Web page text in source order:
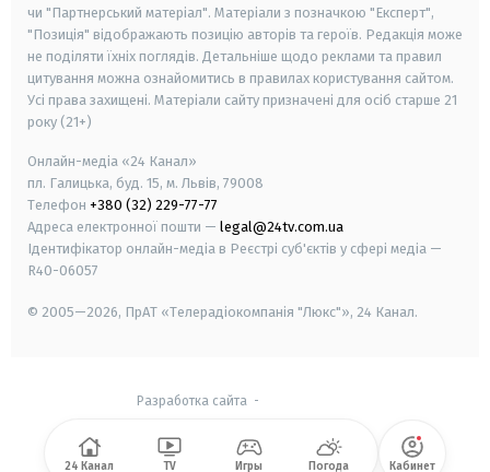
чи "Партнерський матеріал". Матеріали з позначкою "Експерт",
"Позиція" відображають позицію авторів та героїв. Редакція може
не поділяти їхніх поглядів. Детальніше щодо реклами та правил
цитування можна ознайомитись в правилах користування сайтом.
Усі права захищені. Матеріали сайту призначені для осіб старше 21
року (21+)
Онлайн-медіа «24 Канал»
пл. Галицька, буд. 15, м. Львів, 79008
Телефон +380 (32) 229-77-77
Адреса електронної пошти — legal@24tv.com.ua
Ідентифікатор онлайн-медіа в Реєстрі суб'єктів у сфері медіа —
R40-06057
© 2005—2026, ПрАТ «Телерадіокомпанія "Люкс"», 24 Канал.
Разработка сайта -
24 Канал TV Игры Погода Кабинет